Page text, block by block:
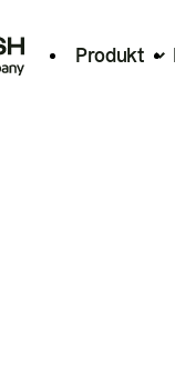
Produkt